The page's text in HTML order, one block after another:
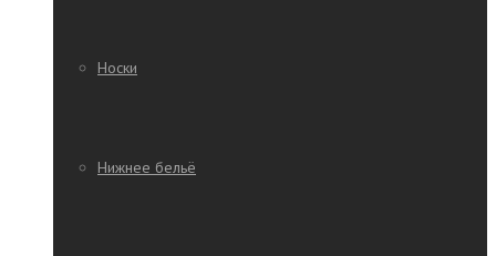
Носки
Нижнее бельё